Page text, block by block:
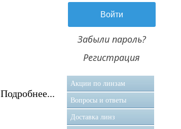
Подробнее...
Забыли пароль?
Регистрация
Акции по линзам
Вопросы и ответы
Доставка линз